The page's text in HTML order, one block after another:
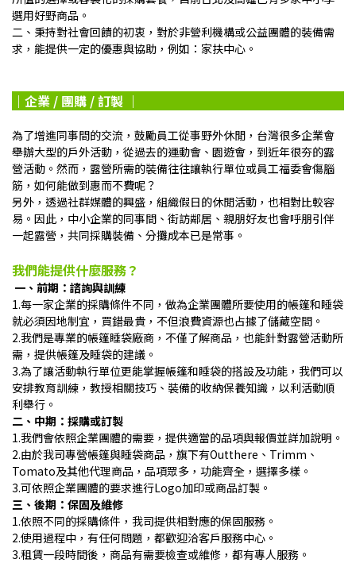
選用好野商品。
二、秉持對社會回饋的初衷，對於非營利機構或公益團體的裝備需
求，能提供一定的優惠與協助，例如：家扶中心。
｜企業 / 團購 / 訂製 ｜
為了增進同事間的交流，鼓勵員工從事野外休閒，台灣很多企業會
舉辦大型的戶外活動，從過去的運動會、園遊會，到近年很夯的露
營活動。然而，露營所需的裝備往往讓執行單位或員工福委會傷腦
筋，如何能做到惠而不費呢？
另外，透過社群媒體的興盛，組織假日的休閒活動，也相對比較容
易。因此，中小企業的同事間、街訪鄰居、親朋好友也會呼朋引伴
一起露營，共同採購裝備、分攤成本已是常事。
我們能提供什麼服務？
一、前期：諮詢與訓練
1.每一家企業的採購條件不同，做為企業團體所要使用的帳篷和睡袋
就必須因地制宜，買錯最貴，不但浪費資源也占據了儲藏空間。
2.我們是專業的帳篷睡袋廠商，不僅了解商品，也能針對露營活動所
需，提供帳篷及睡袋的建議。
3.為了讓活動執行單位更能掌握帳篷和睡袋的搭設及功能，我們可以
安排教育訓練，教授相關技巧、裝備的收納保養知識，以利活動順
利舉行。
二、中期：採購或訂製
1.我們會依照企業團體的需要，提供適當的品項與報價並詳加說明。
2.由於我司專營帳篷與睡袋商品，旗下有Outthere、Trimm、
Tomato及其他代理商品，品項眾多，功能齊全，選擇多樣。
3.可依照企業團體的要求進行Logo加印或商品訂製。
三、後期：保固及維修
1.依照不同的採購條件，我司提供相對應的保固服務。
2.使用過程中，有任何問題，都歡迎洽客戶服務中心。
3.租賃一段時間後，商品有需要檢查或維修，都有專人服務。